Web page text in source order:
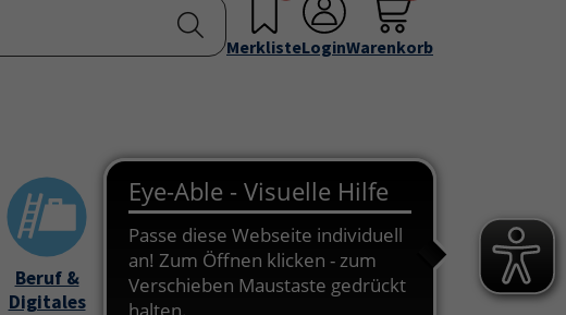
Submenu for "Programm"Submenu for "Außenstellen"
Service & Info Submenu for "Service & Info"
Über uns
MerklisteLoginWarenkorb
Beruf &
Digitales
Onlinekurse